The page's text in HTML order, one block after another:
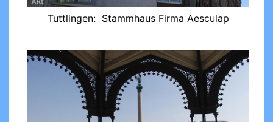
Tuttlingen: Stammhaus Firma Aesculap